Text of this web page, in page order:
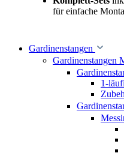
für einfache
Gardinenstangen
Gardinenstangen
1-